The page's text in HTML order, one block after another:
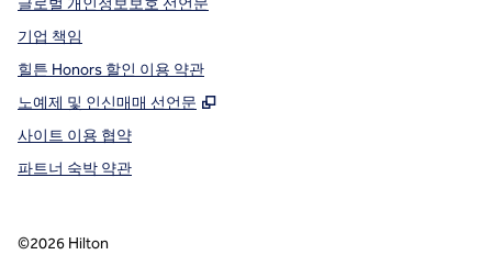
글로벌 개인정보보호 선언문
기업 책임
힐튼 Honors 할인 이용 약관
노예제 및 인신매매 선언문
,
사이트 이용 협약
파트너 숙박 약관
©2026 Hilton